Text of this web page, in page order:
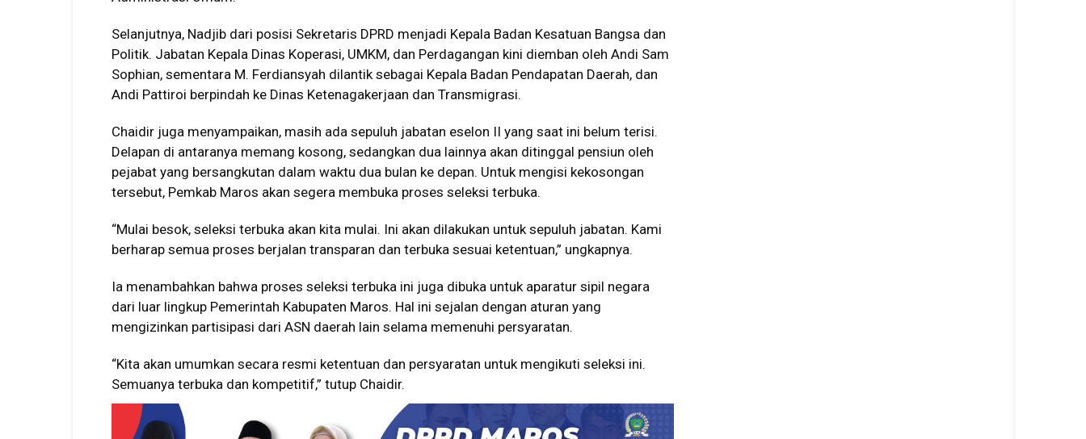
Selanjutnya, Nadjib dari posisi Sekretaris DPRD menjadi Kepala Badan Kesatuan Bangsa dan
Politik. Jabatan Kepala Dinas Koperasi, UMKM, dan Perdagangan kini diemban oleh Andi Sam
Sophian, sementara M. Ferdiansyah dilantik sebagai Kepala Badan Pendapatan Daerah, dan
Andi Pattiroi berpindah ke Dinas Ketenagakerjaan dan Transmigrasi.
Chaidir juga menyampaikan, masih ada sepuluh jabatan eselon II yang saat ini belum terisi.
Delapan di antaranya memang kosong, sedangkan dua lainnya akan ditinggal pensiun oleh
pejabat yang bersangkutan dalam waktu dua bulan ke depan. Untuk mengisi kekosongan
tersebut, Pemkab Maros akan segera membuka proses seleksi terbuka.
“Mulai besok, seleksi terbuka akan kita mulai. Ini akan dilakukan untuk sepuluh jabatan. Kami
berharap semua proses berjalan transparan dan terbuka sesuai ketentuan,” ungkapnya.
Ia menambahkan bahwa proses seleksi terbuka ini juga dibuka untuk aparatur sipil negara
dari luar lingkup Pemerintah Kabupaten Maros. Hal ini sejalan dengan aturan yang
mengizinkan partisipasi dari ASN daerah lain selama memenuhi persyaratan.
“Kita akan umumkan secara resmi ketentuan dan persyaratan untuk mengikuti seleksi ini.
Semuanya terbuka dan kompetitif,” tutup Chaidir.